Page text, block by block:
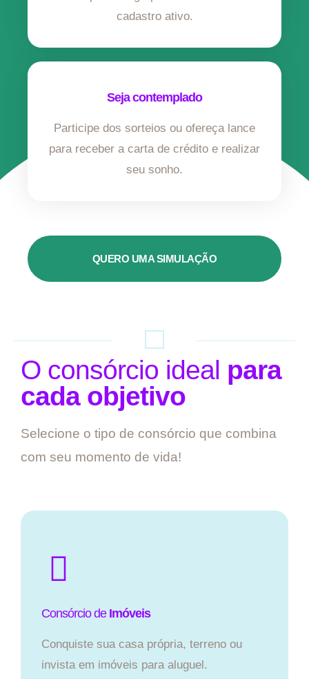
cadastro ativo.
Seja contemplado
Participe dos sorteios ou ofereça lance
para receber a carta de crédito e realizar
seu sonho.
QUERO UMA SIMULAÇÃO
O consórcio ideal para
cada objetivo
Selecione o tipo de consórcio que combina
com seu momento de vida!
Consórcio de Imóveis
Conquiste sua casa própria, terreno ou
invista em imóveis para aluguel.